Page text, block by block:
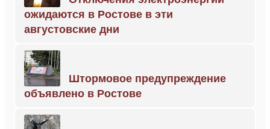
ожидаются в Ростове в эти
августовские дни
Штормовое предупреждение
объявлено в Ростове